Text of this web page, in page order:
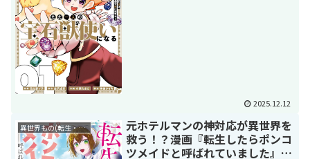
2025.12.12
異世界もの(転生・転移・成り上がり・異世界ファンタジー)
元ホテルマンの神対応が異世界を
救う！？漫画『転生したらポンコ
ツメイドと呼ばれていました』の